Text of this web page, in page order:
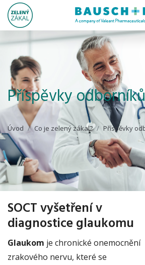
Příspěvky odborníků
Úvod Co je zelený zákal? Příspěvky
SOCT vyšetření v
diagnostice glaukomu
Glaukom je chronické onemocnění
zrakového nervu, které se